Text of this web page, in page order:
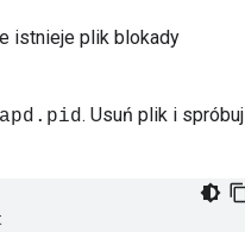
istnieje plik blokady
. Usuń plik i spróbuj